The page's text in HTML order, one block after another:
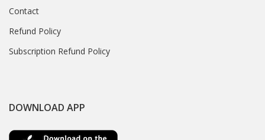
Contact
Refund Policy
Subscription Refund Policy
DOWNLOAD APP